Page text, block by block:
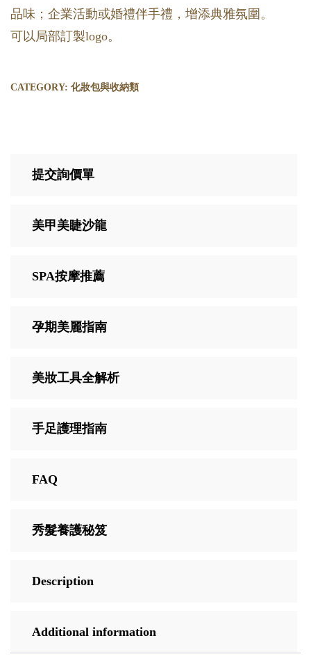
品味；企業活動或婚禮伴手禮，增添典雅氛圍。
可以局部訂製logo。
CATEGORY: 化妝包與收納類
提交詢價單
美甲美睫沙龍
SPA按摩推薦
孕期美麗指南
美妝工具全解析
手足護理指南
FAQ
秀髮養護秘笈
Description
Additional information